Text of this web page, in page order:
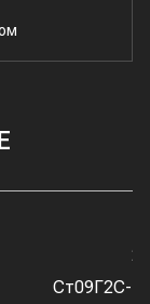
25
Ст09Г2С-15